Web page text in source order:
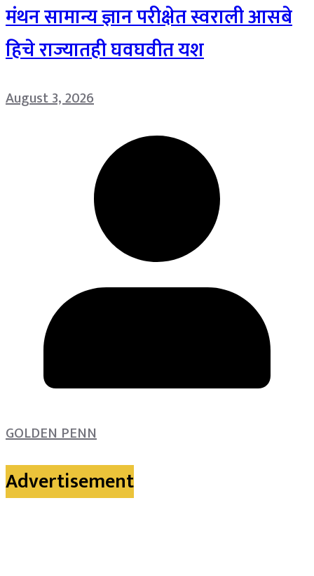
मंथन सामान्य ज्ञान परीक्षेत स्वराली आसबे
हिचे राज्यातही घवघवीत यश
August 3, 2026
GOLDEN PENN
Advertisement